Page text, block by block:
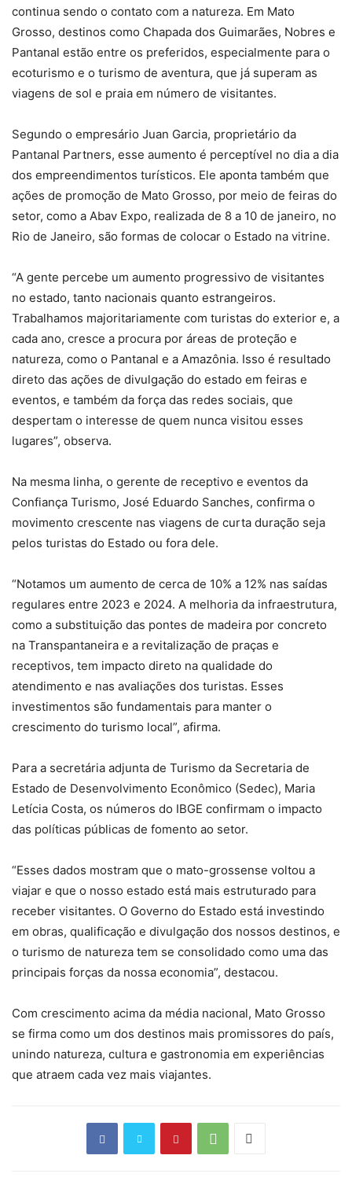
continua sendo o contato com a natureza. Em Mato
Grosso, destinos como Chapada dos Guimarães, Nobres e
Pantanal estão entre os preferidos, especialmente para o
ecoturismo e o turismo de aventura, que já superam as
viagens de sol e praia em número de visitantes.
Segundo o empresário Juan Garcia, proprietário da
Pantanal Partners, esse aumento é perceptível no dia a dia
dos empreendimentos turísticos. Ele aponta também que
ações de promoção de Mato Grosso, por meio de feiras do
setor, como a Abav Expo, realizada de 8 a 10 de janeiro, no
Rio de Janeiro, são formas de colocar o Estado na vitrine.
“A gente percebe um aumento progressivo de visitantes
no estado, tanto nacionais quanto estrangeiros.
Trabalhamos majoritariamente com turistas do exterior e, a
cada ano, cresce a procura por áreas de proteção e
natureza, como o Pantanal e a Amazônia. Isso é resultado
direto das ações de divulgação do estado em feiras e
eventos, e também da força das redes sociais, que
despertam o interesse de quem nunca visitou esses
lugares”, observa.
Na mesma linha, o gerente de receptivo e eventos da
Confiança Turismo, José Eduardo Sanches, confirma o
movimento crescente nas viagens de curta duração seja
pelos turistas do Estado ou fora dele.
“Notamos um aumento de cerca de 10% a 12% nas saídas
regulares entre 2023 e 2024. A melhoria da infraestrutura,
como a substituição das pontes de madeira por concreto
na Transpantaneira e a revitalização de praças e
receptivos, tem impacto direto na qualidade do
atendimento e nas avaliações dos turistas. Esses
investimentos são fundamentais para manter o
crescimento do turismo local”, afirma.
Para a secretária adjunta de Turismo da Secretaria de
Estado de Desenvolvimento Econômico (Sedec), Maria
Letícia Costa, os números do IBGE confirmam o impacto
das políticas públicas de fomento ao setor.
“Esses dados mostram que o mato-grossense voltou a
viajar e que o nosso estado está mais estruturado para
receber visitantes. O Governo do Estado está investindo
em obras, qualificação e divulgação dos nossos destinos, e
o turismo de natureza tem se consolidado como uma das
principais forças da nossa economia”, destacou.
Com crescimento acima da média nacional, Mato Grosso
se firma como um dos destinos mais promissores do país,
unindo natureza, cultura e gastronomia em experiências
que atraem cada vez mais viajantes.